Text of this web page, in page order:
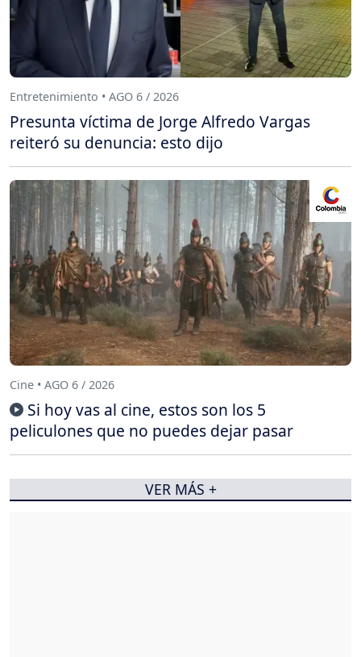
Entretenimiento • AGO 6 / 2026
Presunta víctima de Jorge Alfredo Vargas
reiteró su denuncia: esto dijo
Cine • AGO 6 / 2026
Si hoy vas al cine, estos son los 5
peliculones que no puedes dejar pasar
VER MÁS +